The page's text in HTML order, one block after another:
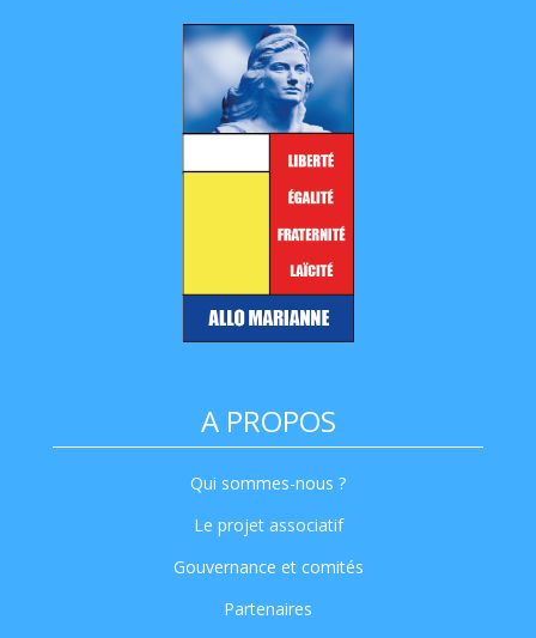
A PROPOS
Qui sommes-nous ?
Le projet associatif
Gouvernance et comités
Partenaires